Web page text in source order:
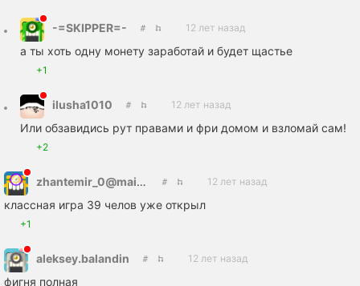
-=SKIPPER=- 12 лет назад
а ты хоть одну монету заработай и будет щастье
+1
ilusha1010 12 лет назад
Или обзавидись рут правами и фри домом и взломай сам!
+2
zhantemir_0@mail.ru 12 лет назад
классная игра 39 челов уже открыл
+1
aleksey.balandin 12 лет назад
фигня полная